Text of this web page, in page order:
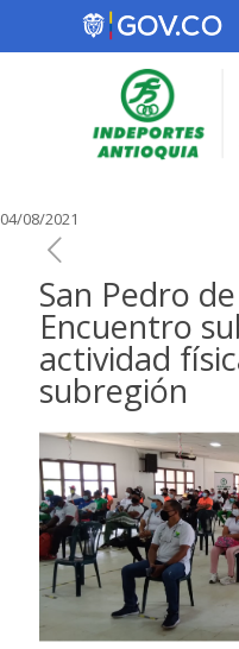
04/08/2021
San Pedro
Encuentro
actividad
subregión